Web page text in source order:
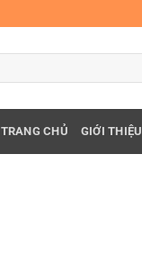
TRANG CHỦ GIỚI THIỆU